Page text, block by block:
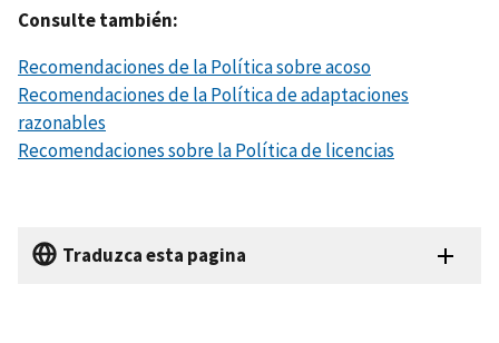
Consulte también:
Recomendaciones de la Política sobre acoso
Recomendaciones de la Política de adaptaciones
razonables
Recomendaciones sobre la Política de licencias
Traduzca esta pagina